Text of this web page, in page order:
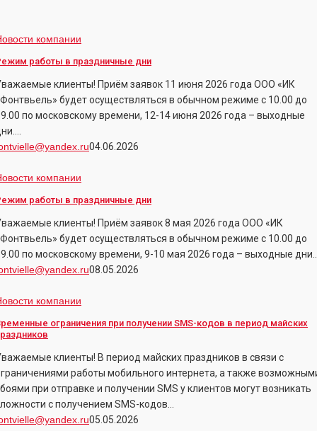
компании
работы в праздничные дни
клиенты! Приём заявок 11 июня 2026 года ООО «ИК
будет осуществляться в обычном режиме с 10.00 до
по московскому времени, 12-14 июня 2026 года – выходные
04.06.2026
компании
работы в праздничные дни
клиенты! Приём заявок 8 мая 2026 года ООО «ИК
будет осуществляться в обычном режиме с 10.00 до
по московскому времени, 9-10 мая 2026 года – выходные
08.05.2026
компании
ограничения при получении SMS-кодов в период майских
клиенты! В период майских праздников в связи с
работы мобильного интернета, а также
при отправке и получении SMS у клиентов могут возникать
с получением SMS-кодов…
05.05.2026